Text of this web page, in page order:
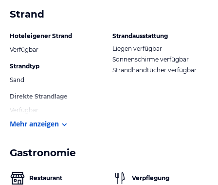
Strand
Hoteleigener Strand
Verfügbar
Strandtyp
Sand
Direkte Strandlage
Verfügbar
Strandausstattung
Liegen verfügbar
Sonnenschirme verfügbar
Strandhandtücher verfügbar
Mehr anzeigen
Gastronomie
Restaurant Verpflegung